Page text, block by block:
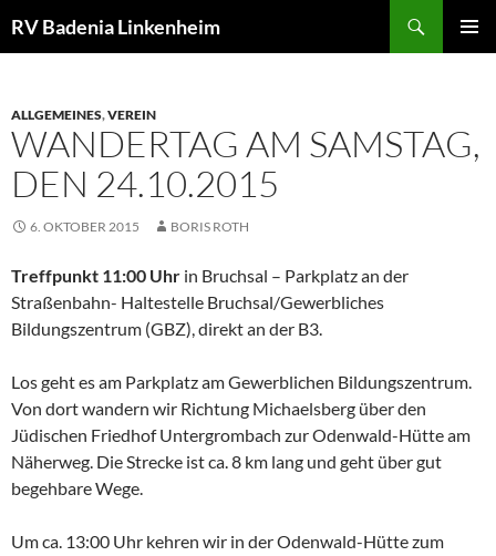
Inhalt
RV Badenia Linkenheim
ALLGEMEINES,VEREIN
WANDERTAG AM SAMSTAG,
DEN 24.10.2015
6. OKTOBER 2015 BORIS ROTH
Treffpunkt 11:00 Uhr in Bruchsal – Parkplatz an der
Straßenbahn- Haltestelle Bruchsal/Gewerbliches
Bildungszentrum (GBZ), direkt an der B3.
Los geht es am Parkplatz am Gewerblichen Bildungszentrum.
Von dort wandern wir Richtung Michaelsberg über den
Jüdischen Friedhof Untergrombach zur Odenwald-Hütte am
Näherweg. Die Strecke ist ca. 8 km lang und geht über gut
begehbare Wege.
Um ca. 13:00 Uhr kehren wir in der Odenwald-Hütte zum